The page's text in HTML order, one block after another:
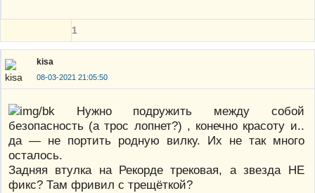
1
kisa
08-03-2021 21:05:50
Нужно подружить между собой
безопасность (а трос лопнет?) , конечно красоту и..
да — не портить родную вилку. Их не так много
осталось.
Задняя втулка на Рекорде трековая, а звезда НЕ
фикс? Там фривил с трещёткой?